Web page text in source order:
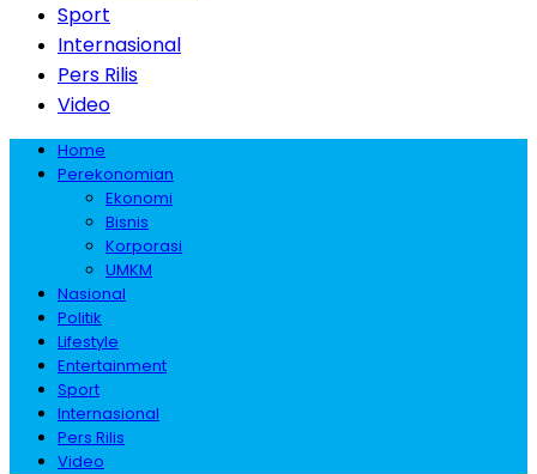
Sport
Internasional
Pers Rilis
Video
Home
Perekonomian
Ekonomi
Bisnis
Korporasi
UMKM
Nasional
Politik
Lifestyle
Entertainment
Sport
Internasional
Pers Rilis
Video